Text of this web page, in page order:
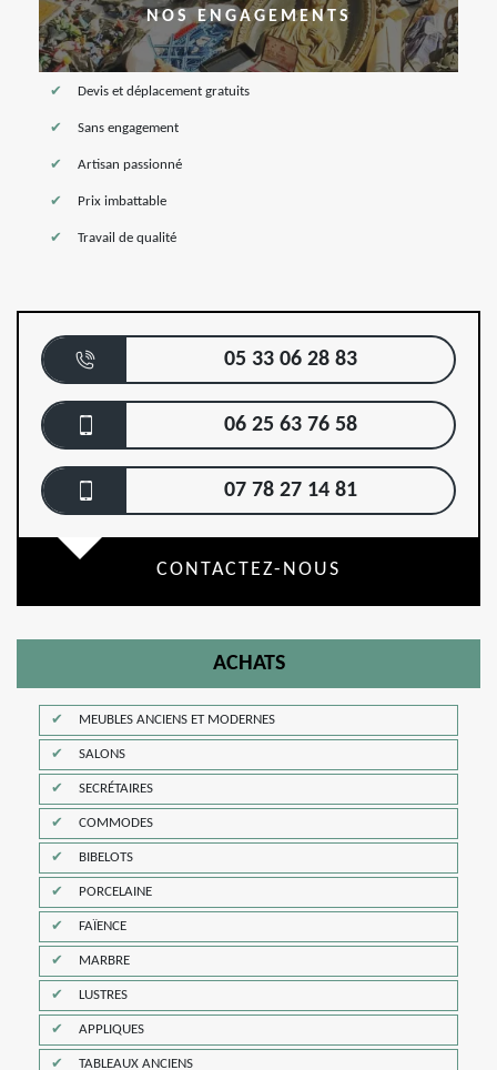
NOS ENGAGEMENTS
Devis et déplacement gratuits
Sans engagement
Artisan passionné
Prix imbattable
Travail de qualité
05 33 06 28 83
06 25 63 76 58
07 78 27 14 81
CONTACTEZ-NOUS
ACHATS
MEUBLES ANCIENS ET MODERNES
SALONS
SECRÉTAIRES
COMMODES
BIBELOTS
PORCELAINE
FAÏENCE
MARBRE
LUSTRES
APPLIQUES
TABLEAUX ANCIENS